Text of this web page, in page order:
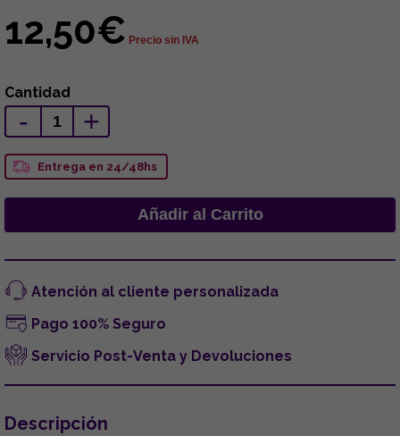
12,50€ Precio sin IVA
Cantidad
- +
Entrega en 24/48hs
Atención al cliente personalizada
Pago 100% Seguro
Servicio Post-Venta y Devoluciones
Descripción